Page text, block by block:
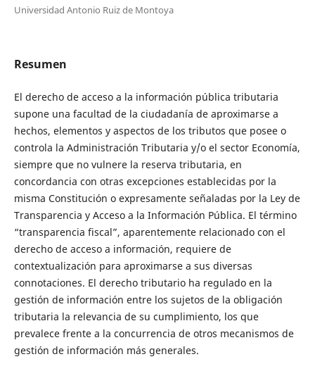
Universidad Antonio Ruiz de Montoya
Resumen
El derecho de acceso a la información pública tributaria
supone una facultad de la ciudadanía de aproximarse a
hechos, elementos y aspectos de los tributos que posee o
controla la Administración Tributaria y/o el sector Economía,
siempre que no vulnere la reserva tributaria, en
concordancia con otras excepciones establecidas por la
misma Constitución o expresamente señaladas por la Ley de
Transparencia y Acceso a la Información Pública. El término
“transparencia fiscal”, aparentemente relacionado con el
derecho de acceso a información, requiere de
contextualización para aproximarse a sus diversas
connotaciones. El derecho tributario ha regulado en la
gestión de información entre los sujetos de la obligación
tributaria la relevancia de su cumplimiento, los que
prevalece frente a la concurrencia de otros mecanismos de
gestión de información más generales.